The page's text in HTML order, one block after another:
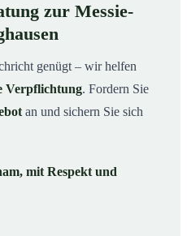
zur Messie-
genügt – wir helfen
Verpflichtung. Fordern Sie
an und sichern Sie sich
mit Respekt und